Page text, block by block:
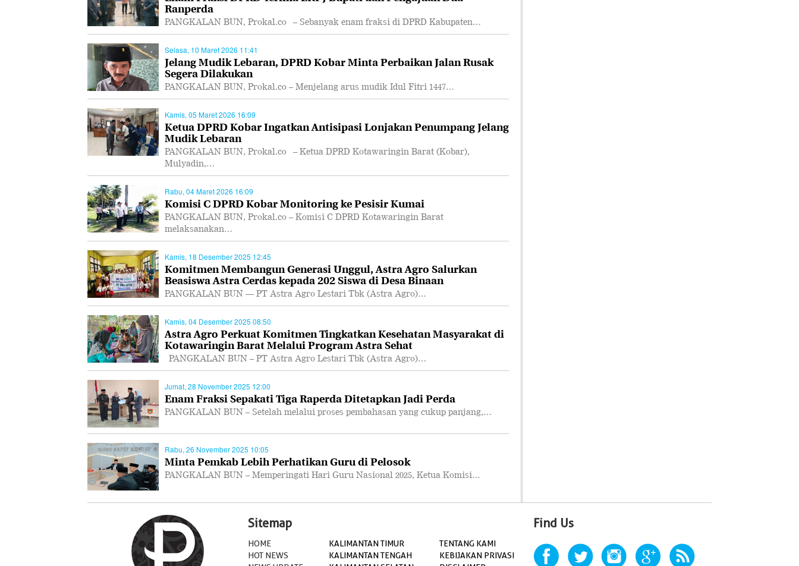
Ranperda
PANGKALAN BUN, Prokal.co – Sebanyak enam fraksi di DPRD Kabupaten…
Selasa, 10 Maret 2026 11:41
Jelang Mudik Lebaran, DPRD Kobar Minta Perbaikan Jalan Rusak
Segera Dilakukan
PANGKALAN BUN, Prokal.co – Menjelang arus mudik Idul Fitri 1447…
Kamis, 05 Maret 2026 16:09
Ketua DPRD Kobar Ingatkan Antisipasi Lonjakan Penumpang Jelang
Mudik Lebaran
PANGKALAN BUN, Prokal.co – Ketua DPRD Kotawaringin Barat (Kobar),
Mulyadin,…
Rabu, 04 Maret 2026 16:09
Komisi C DPRD Kobar Monitoring ke Pesisir Kumai
PANGKALAN BUN, Prokal.co – Komisi C DPRD Kotawaringin Barat
melaksanakan…
Kamis, 18 Desember 2025 12:45
Komitmen Membangun Generasi Unggul, Astra Agro Salurkan
Beasiswa Astra Cerdas kepada 202 Siswa di Desa Binaan
PANGKALAN BUN — PT Astra Agro Lestari Tbk (Astra Agro)…
Kamis, 04 Desember 2025 08:50
Astra Agro Perkuat Komitmen Tingkatkan Kesehatan Masyarakat di
Kotawaringin Barat Melalui Program Astra Sehat
PANGKALAN BUN – PT Astra Agro Lestari Tbk (Astra Agro)…
Jumat, 28 November 2025 12:00
Enam Fraksi Sepakati Tiga Raperda Ditetapkan Jadi Perda
PANGKALAN BUN – Setelah melalui proses pembahasan yang cukup panjang,…
Rabu, 26 November 2025 10:05
Minta Pemkab Lebih Perhatikan Guru di Pelosok
PANGKALAN BUN – Memperingati Hari Guru Nasional 2025, Ketua Komisi…
Sitemap
HOME
HOT NEWS
KALIMANTAN TIMUR
KALIMANTAN TENGAH
TENTANG KAMI
KEBIJAKAN PRIVASI
Find Us